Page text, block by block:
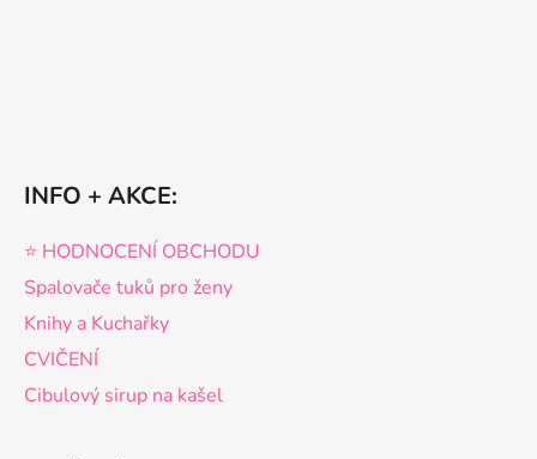
INFO + AKCE:
⭐️ HODNOCENÍ OBCHODU
Spalovače tuků pro ženy
Knihy a Kuchařky
CVIČENÍ
Cibulový sirup na kašel